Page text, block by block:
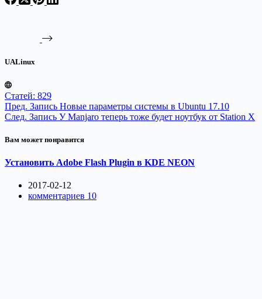
UALinux
Статей: 829
Пред. Запись Новые параметры системы в Ubuntu 17.10
След. Запись У Manjaro теперь тоже будет ноутбук от Station X
Вам может понравится
Установить Adobe Flash Plugin в KDE NEON
2017-02-12
комментариев 10